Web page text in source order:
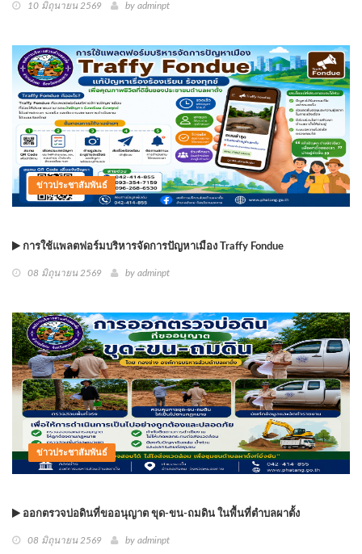
10 มิถุนายน 2569 by adminpt
ข่าวประชาสัมพันธ์
การใช้แพลตฟอร์มบริหารจัดการปัญหาเมือง Traffy Fondue
08 มิถุนายน 2569 by adminpt
ข่าวประชาสัมพันธ์
ออกตรวจบ่อดินที่ขออนุญาต ขุด-ขน-ถมดิน ในพื้นที่ตำบลผาตั้ง
08 มิถุนายน 2569 by adminpt